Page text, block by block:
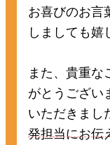
お喜びのお言
しましても嬉
また、貴重な
がとうござい
いただきまし
発担当にお伝